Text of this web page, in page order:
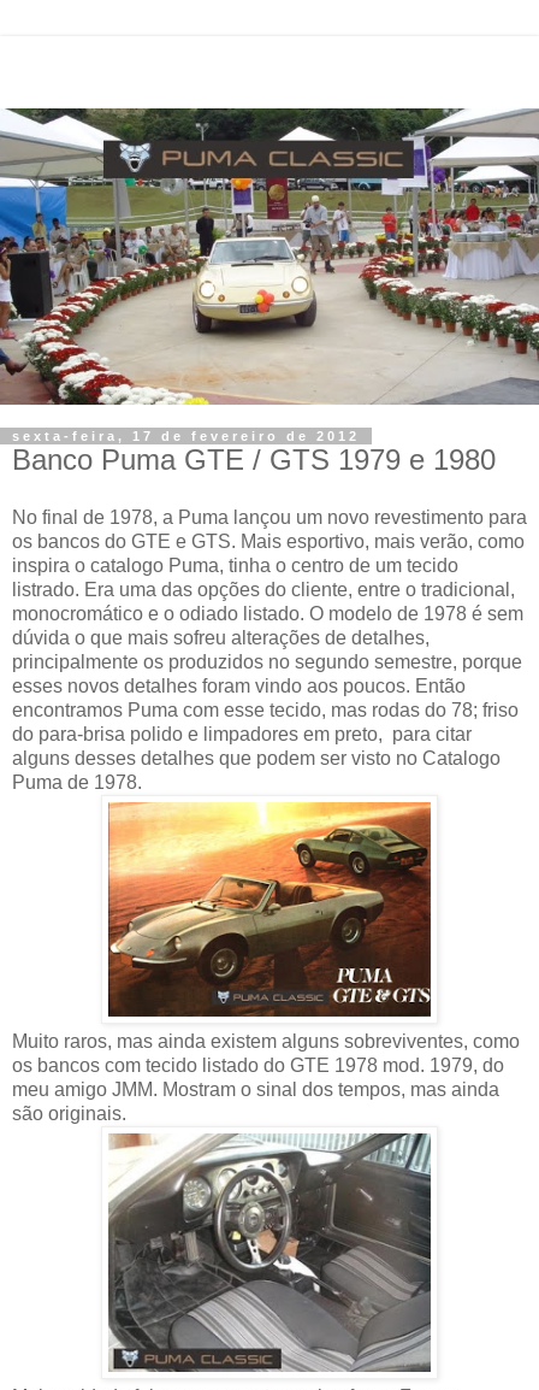
sexta-feira, 17 de fevereiro de 2012
Banco Puma GTE / GTS 1979 e 1980
No final de 1978, a Puma lançou um novo revestimento para
os bancos do GTE e GTS. Mais esportivo, mais verão, como
inspira o catalogo Puma, tinha o centro de um tecido
listrado. Era uma das opções do cliente, entre o tradicional,
monocromático e o odiado listado. O modelo de 1978 é sem
dúvida o que mais sofreu alterações de detalhes,
principalmente os produzidos no segundo semestre, porque
esses novos detalhes foram vindo aos poucos. Então
encontramos Puma com esse tecido, mas rodas do 78; friso
do para-brisa polido e limpadores em preto, para citar
alguns desses detalhes que podem ser visto no Catalogo
Puma de 1978.
Muito raros, mas ainda existem alguns sobreviventes, como
os bancos com tecido listado do GTE 1978 mod. 1979, do
meu amigo JMM. Mostram o sinal dos tempos, mas ainda
são originais.